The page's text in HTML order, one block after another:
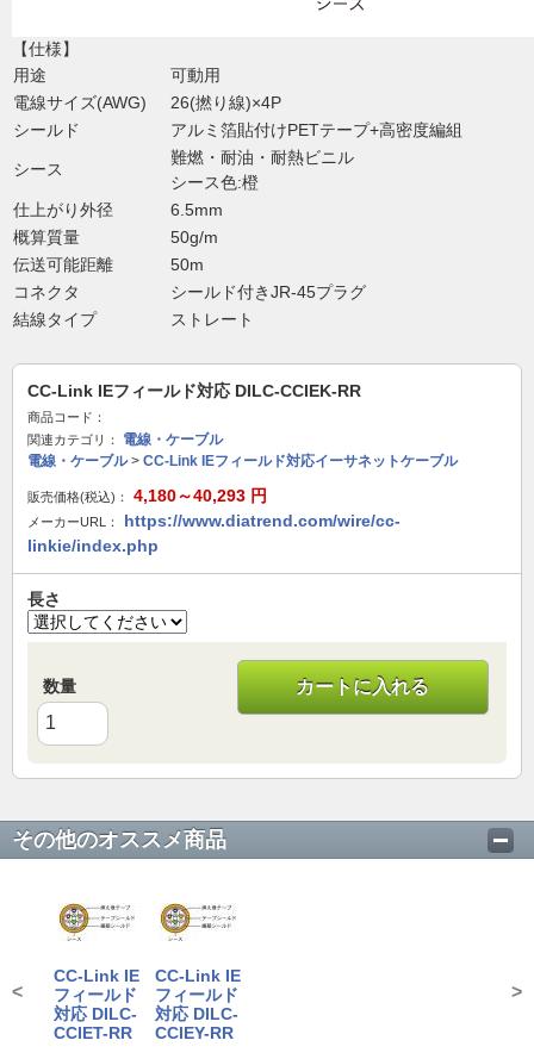
【仕様】
用途
可動用
電線サイズ(AWG)
26(撚り線)×4P
シールド
アルミ箔貼付けPETテープ+高密度編組
シース
難燃・耐油・耐熱ビニル
シース色:橙
仕上がり外径
6.5mm
概算質量
50g/m
伝送可能距離
50m
コネクタ
シールド付きJR-45プラグ
結線タイプ
ストレート
CC-Link IEフィールド対応 DILC-CCIEK-RR
商品コード：
関連カテゴリ：
電線・ケーブル
電線・ケーブル> CC-Link IEフィールド対応イーサネットケーブル
販売価格(税込)： 4,180～40,293 円
メーカーURL：
https://www.diatrend.com/wire/cc-
linkie/index.php
長さ
数量 カートに入れる
その他のオススメ商品
CC-Link IE
フィールド
対応 DILC-
CCIET-RR
CC-Link IE
フィールド
対応 DILC-
CCIEY-RR
< >